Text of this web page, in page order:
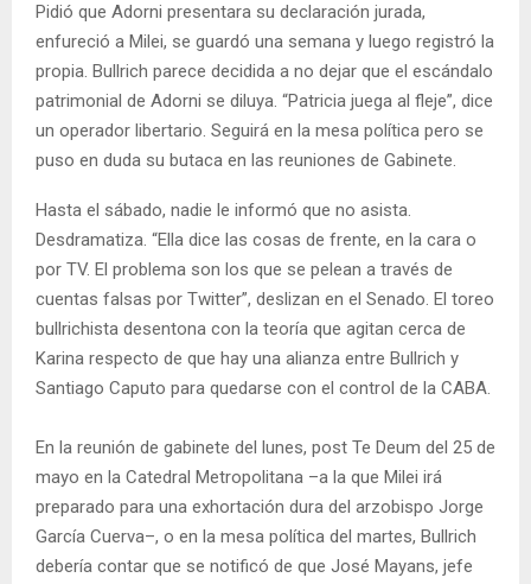
Pidió que Adorni presentara su declaración jurada,
enfureció a Milei, se guardó una semana y luego registró la
propia. Bullrich parece decidida a no dejar que el escándalo
patrimonial de Adorni se diluya. “Patricia juega al fleje”, dice
un operador libertario. Seguirá en la mesa política pero se
puso en duda su butaca en las reuniones de Gabinete.
Hasta el sábado, nadie le informó que no asista.
Desdramatiza. “Ella dice las cosas de frente, en la cara o
por TV. El problema son los que se pelean a través de
cuentas falsas por Twitter”, deslizan en el Senado. El toreo
bullrichista desentona con la teoría que agitan cerca de
Karina respecto de que hay una alianza entre Bullrich y
Santiago Caputo para quedarse con el control de la CABA.
En la reunión de gabinete del lunes, post Te Deum del 25 de
mayo en la Catedral Metropolitana –a la que Milei irá
preparado para una exhortación dura del arzobispo Jorge
García Cuerva–, o en la mesa política del martes, Bullrich
debería contar que se notificó de que José Mayans, jefe